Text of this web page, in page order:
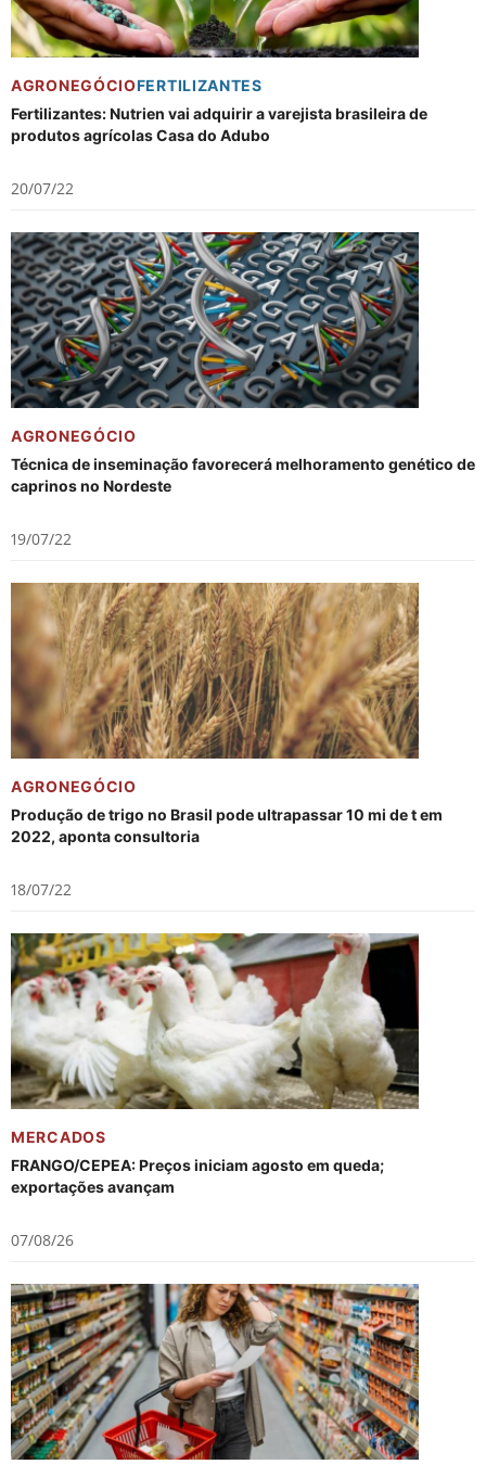
AGRONEGÓCIOFERTILIZANTES
Fertilizantes: Nutrien vai adquirir a varejista brasileira de
produtos agrícolas Casa do Adubo
20/07/22
AGRONEGÓCIO
Técnica de inseminação favorecerá melhoramento genético de
caprinos no Nordeste
19/07/22
AGRONEGÓCIO
Produção de trigo no Brasil pode ultrapassar 10 mi de t em
2022, aponta consultoria
18/07/22
MERCADOS
FRANGO/CEPEA: Preços iniciam agosto em queda;
exportações avançam
07/08/26